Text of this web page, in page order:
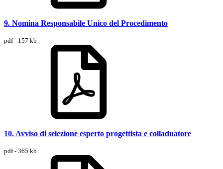
9. Nomina Responsabile Unico del Procedimento
pdf - 157 kb
10. Avviso di selezione esperto progettista e colladuatore
pdf - 365 kb